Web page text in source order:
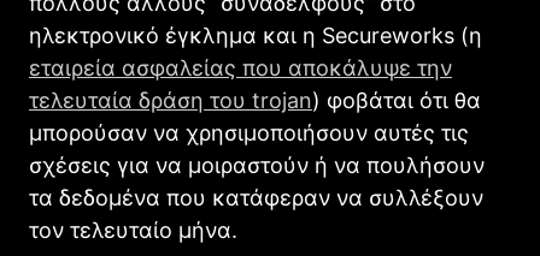
ηλεκτρονικό έγκλημα και η Secureworks (η
εταιρεία ασφαλείας που αποκάλυψε την
τελευταία δράση του trojan) φοβάται ότι θα
μπορούσαν να χρησιμοποιήσουν αυτές τις
σχέσεις για να μοιραστούν ή να πουλήσουν
τα δεδομένα που κατάφεραν να συλλέξουν
τον τελευταίο μήνα.